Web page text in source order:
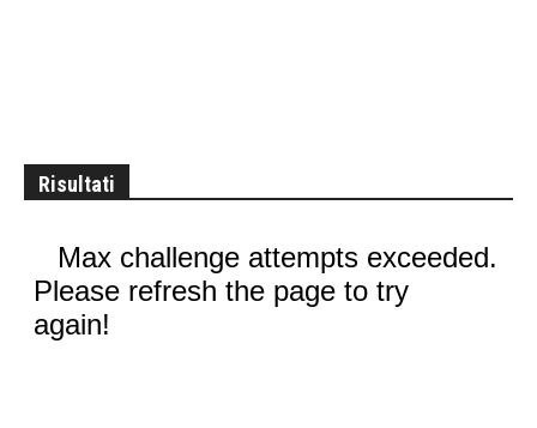
Risultati